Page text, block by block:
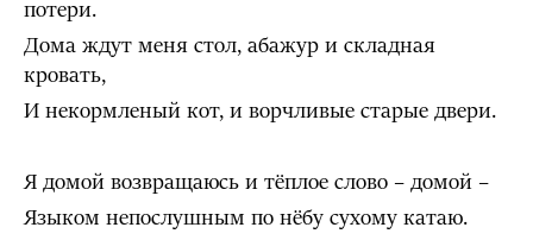
потери.
Дома ждут меня стол, абажур и складная
кровать,
И некормленый кот, и ворчливые старые двери.
Я домой возвращаюсь и тёплое слово – домой –
Языком непослушным по нёбу сухому катаю.